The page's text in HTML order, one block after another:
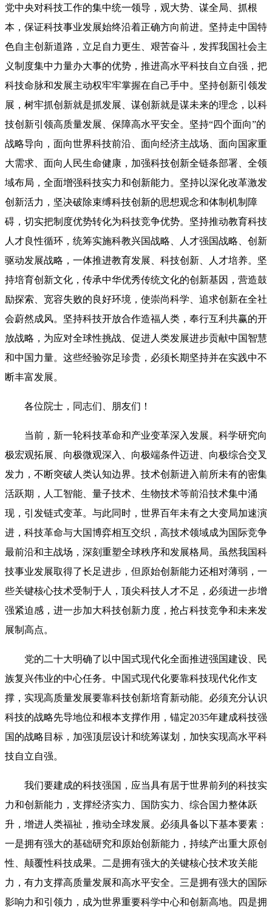
党中央对科技工作的集中统一领导，观大势、谋全局、抓根
本，保证科技事业发展始终沿着正确方向前进。坚持走中国特
色自主创新道路，立足自力更生、艰苦奋斗，发挥我国社会主
义制度集中力量办大事的优势，推进高水平科技自立自强，把
科技命脉和发展主动权牢牢掌握在自己手中。坚持创新引领发
展，树牢抓创新就是抓发展、谋创新就是谋未来的理念，以科
技创新引领高质量发展、保障高水平安全。坚持“四个面向”的
战略导向，面向世界科技前沿、面向经济主战场、面向国家重
大需求、面向人民生命健康，加强科技创新全链条部署、全领
域布局，全面增强科技实力和创新能力。坚持以深化改革激发
创新活力，坚决破除束缚科技创新的思想观念和体制机制障
碍，切实把制度优势转化为科技竞争优势。坚持推动教育科技
人才良性循环，统筹实施科教兴国战略、人才强国战略、创新
驱动发展战略，一体推进教育发展、科技创新、人才培养。坚
持培育创新文化，传承中华优秀传统文化的创新基因，营造鼓
励探索、宽容失败的良好环境，使崇尚科学、追求创新在全社
会蔚然成风。坚持科技开放合作造福人类，奉行互利共赢的开
放战略，为应对全球性挑战、促进人类发展进步贡献中国智慧
和中国力量。这些经验弥足珍贵，必须长期坚持并在实践中不
断丰富发展。
各位院士，同志们、朋友们！
当前，新一轮科技革命和产业变革深入发展。科学研究向
极宏观拓展、向极微观深入、向极端条件迈进、向极综合交叉
发力，不断突破人类认知边界。技术创新进入前所未有的密集
活跃期，人工智能、量子技术、生物技术等前沿技术集中涌
现，引发链式变革。与此同时，世界百年未有之大变局加速演
进，科技革命与大国博弈相互交织，高技术领域成为国际竞争
最前沿和主战场，深刻重塑全球秩序和发展格局。虽然我国科
技事业发展取得了长足进步，但原始创新能力还相对薄弱，一
些关键核心技术受制于人，顶尖科技人才不足，必须进一步增
强紧迫感，进一步加大科技创新力度，抢占科技竞争和未来发
展制高点。
党的二十大明确了以中国式现代化全面推进强国建设、民
族复兴伟业的中心任务。中国式现代化要靠科技现代化作支
撑，实现高质量发展要靠科技创新培育新动能。必须充分认识
科技的战略先导地位和根本支撑作用，锚定2035年建成科技强
国的战略目标，加强顶层设计和统筹谋划，加快实现高水平科
技自立自强。
我们要建成的科技强国，应当具有居于世界前列的科技实
力和创新能力，支撑经济实力、国防实力、综合国力整体跃
升，增进人类福祉，推动全球发展。必须具备以下基本要素：
一是拥有强大的基础研究和原始创新能力，持续产出重大原创
性、颠覆性科技成果。二是拥有强大的关键核心技术攻关能
力，有力支撑高质量发展和高水平安全。三是拥有强大的国际
影响力和引领力，成为世界重要科学中心和创新高地。四是拥